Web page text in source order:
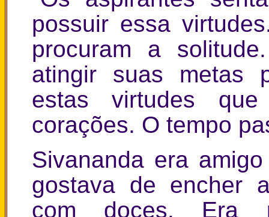
possuir essa
procuram a
atingir suas metas
estas virtudes
corações. O tempo
Sivananda era
gostava de encher
com doces. Era